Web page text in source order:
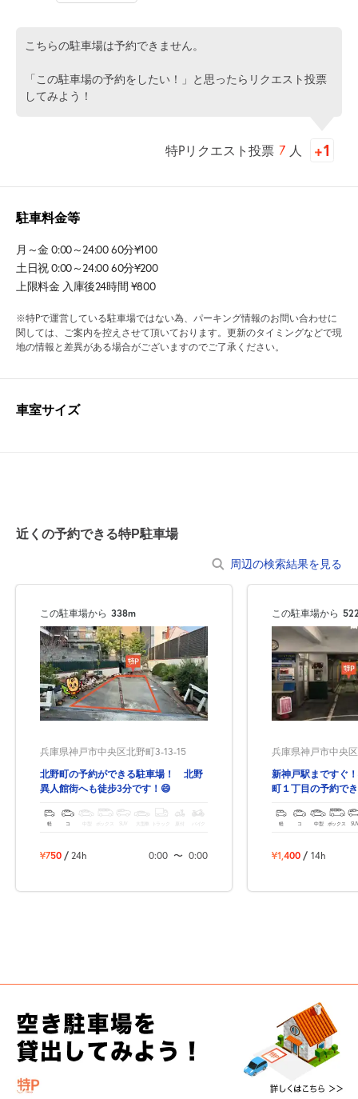
こちらの駐車場は予約できません。
「この駐車場の予約をしたい！」と思ったらリクエスト投票
してみよう！
特Pリクエスト投票 7 人
駐車料金等
月～金 0:00～24:00 60分¥100
土日祝 0:00～24:00 60分¥200
上限料金 入庫後24時間 ¥800
※特Pで運営している駐車場ではない為、パーキング情報のお問い合わせに
関しては、ご案内を控えさせて頂いております。更新のタイミングなどで現
地の情報と差異がある場合がございますのでご了承ください。
車室サイズ
近くの予約できる特P駐車場
周辺の検索結果を見る
この駐車場から 338m
兵庫県神戸市中央区北野町3-13-15
北野町の予約ができる駐車場！ 北野
異人館街へも徒步3分です！😄
軽 コ ボックス SUV トラック バイク
¥750 / 24h 0:00 〜 0:00
この駐車場から
兵庫県神戸市中央
新神戸駅まですぐ
町１丁目の予約で
軽 コ 中型 ボックス
¥1,400 / 14h